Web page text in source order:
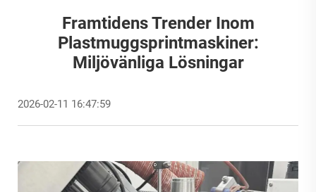
Framtidens Trender Inom
Plastmuggsprintmaskiner:
Miljövänliga Lösningar
2026-02-11 16:47:59